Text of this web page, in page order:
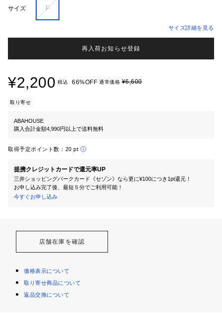
サイズ F
サイズ詳細を見る
再入荷お知らせ登録
¥2,200 税込 66%OFF 通常価格¥6,600
取り寄せ
ABAHOUSE
購入合計金額4,990円以上で送料無料
取得予定ポイント数： 20 pt
提携クレジットカードで還元率UP
三井ショッピングパークカード《セゾン》なら更に¥100につき1pt還元！
お申し込み完了後、最短５分でご利用可能！
今すぐお申し込み
店舗在庫を確認
価格表示について
取り寄せ商品について
返品交換について